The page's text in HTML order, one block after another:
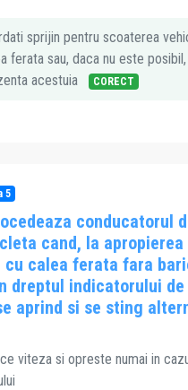
sprijin pentru scoaterea
ferata sau, daca nu este
acestuia
CORECT
5
conducatorul
cand, la
cu calea ferata fara
dreptul indicatorului
aprind si se sting
viteza si opreste numai in